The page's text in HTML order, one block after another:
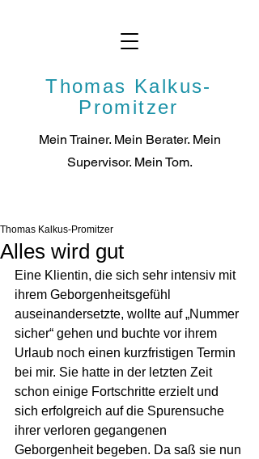
Thomas Kalkus-
Promitzer
Mein Trainer. Mein Berater. Mein
Supervisor. Mein Tom.
Alles wird gut
Thomas Kalkus-Promitzer
Eine Klientin, die sich sehr intensiv mit
ihrem Geborgenheitsgefühl
auseinandersetzte, wollte auf „Nummer
sicher“ gehen und buchte vor ihrem
Urlaub noch einen kurzfristigen Termin
bei mir. Sie hatte in der letzten Zeit
schon einige Fortschritte erzielt und
sich erfolgreich auf die Spurensuche
ihrer verloren gegangenen
Geborgenheit begeben. Da saß sie nun